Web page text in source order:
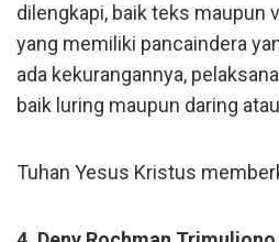
dilengkapi, baik teks maupun
yang memiliki pancaindera
ada kekurangannya,
baik luring maupun daring
Tuhan Yesus Kristus